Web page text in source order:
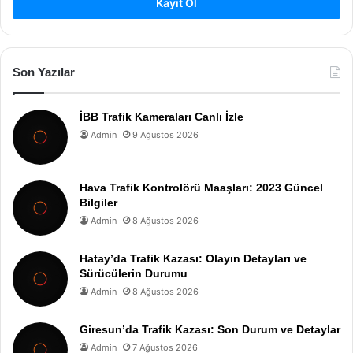
Son Yazılar
İBB Trafik Kameraları Canlı İzle
Admin 9 Ağustos 2026
Hava Trafik Kontrolörü Maaşları: 2023 Güncel
Bilgiler
Admin 8 Ağustos 2026
Hatay’da Trafik Kazası: Olayın Detayları ve
Sürücülerin Durumu
Admin 8 Ağustos 2026
Giresun’da Trafik Kazası: Son Durum ve Detaylar
Admin 7 Ağustos 2026